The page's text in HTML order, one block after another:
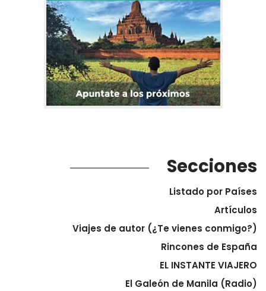
Secciones
Listado por Países
Artículos
Viajes de autor (¿Te vienes conmigo?)
Rincones de España
EL INSTANTE VIAJERO
El Galeón de Manila (Radio)